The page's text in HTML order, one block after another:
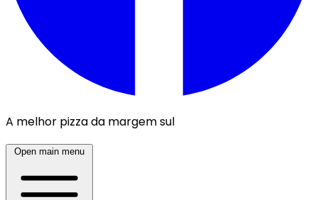
A melhor pizza da margem sul
Open main menu